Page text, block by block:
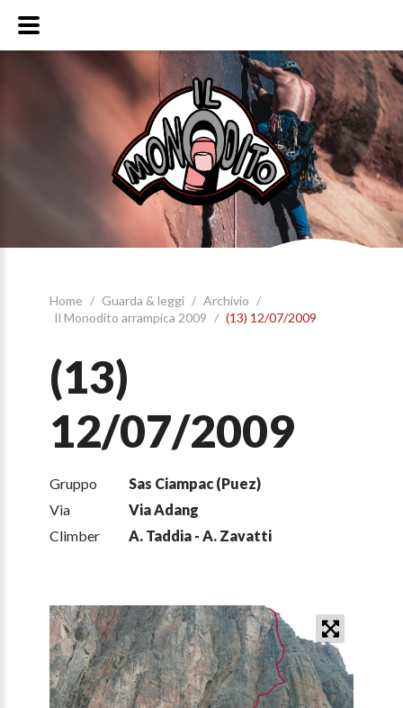
Home / Guarda & leggi / Archivio /
Il Monodito arrampica 2009 / (13) 12/07/2009
(13)
12/07/2009
Gruppo
Sas Ciampac (Puez)
Via
Via Adang
Climber
A. Taddia - A. Zavatti